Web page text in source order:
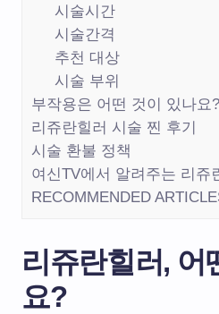
시술시간
시술간격
추천 대상
시술 부위
부작용은 어떤 것이 있나요?
리쥬란힐러 시술 찐 후기
시술 환불 정책
여신TV에서 알려주는 리쥬
RECOMMENDED
리쥬란힐러, 어
요?